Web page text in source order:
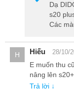
Dạ
s20
Các
H Hiếu 28/10/
E muốn thu
nâng lên
Trả lời ↓